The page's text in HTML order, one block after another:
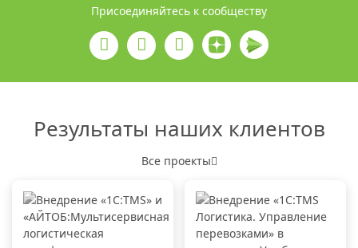
Присоединяйтесь к сообществу
Результаты наших клиентов
Все проекты